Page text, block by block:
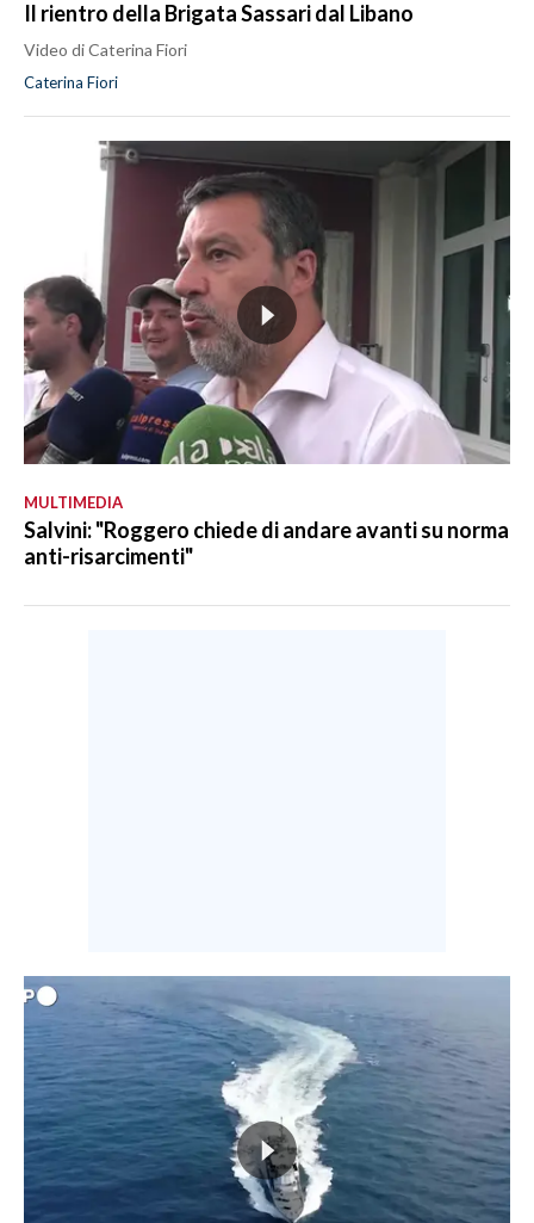
Il rientro della Brigata Sassari dal Libano
Video di Caterina Fiori
Caterina Fiori
MULTIMEDIA
Salvini: "Roggero chiede di andare avanti su norma
anti-risarcimenti"